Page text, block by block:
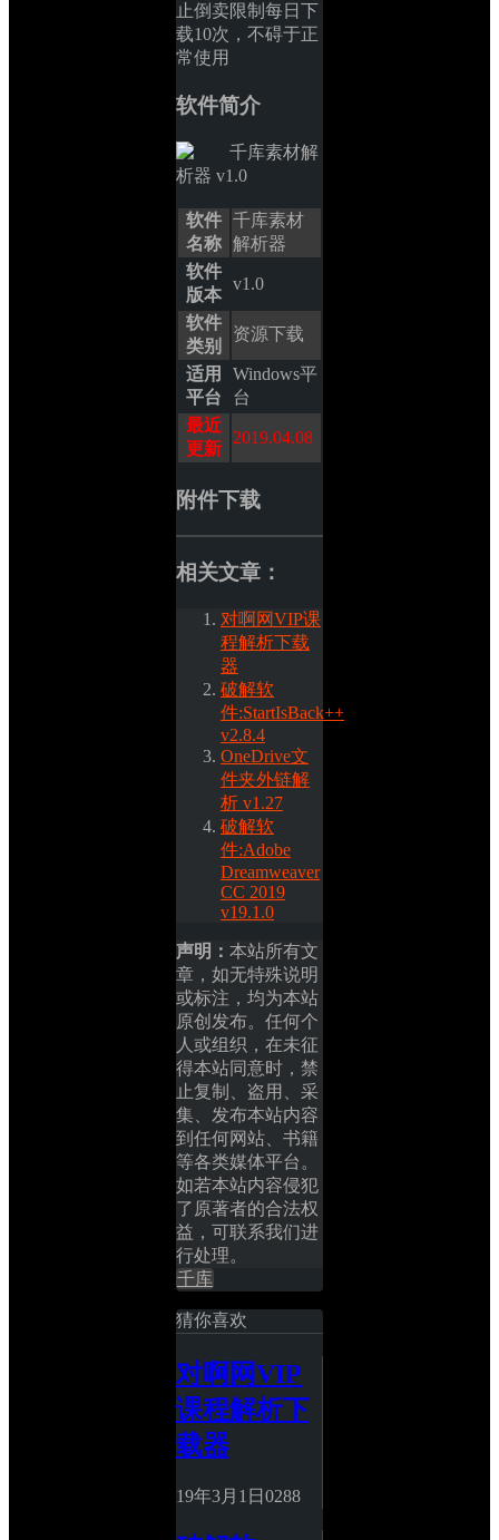
止倒卖限制每日下
载10次，不碍于正
常使用
软件简介
软件
名称
千库素材
解析器
软件
版本
v1.0
软件
类别
资源下载
适用
平台
Windows平
台
最近
更新
2019.04.08
附件下载
相关文章：
对啊网VIP课
程解析下载
器
破解软
件:StartIsBack++
v2.8.4
OneDrive文
件夹外链解
析 v1.27
破解软
件:Adobe
Dreamweaver
CC 2019
v19.1.0
声明： 本站所有文
章，如无特殊说明
或标注，均为本站
原创发布。任何个
人或组织，在未征
得本站同意时，禁
止复制、盗用、采
集、发布本站内容
到任何网站、书籍
等各类媒体平台。
如若本站内容侵犯
了原著者的合法权
益，可联系我们进
行处理。
千库
猜你喜欢
对啊网VIP
课程解析下
载器
19年3月1日 0288